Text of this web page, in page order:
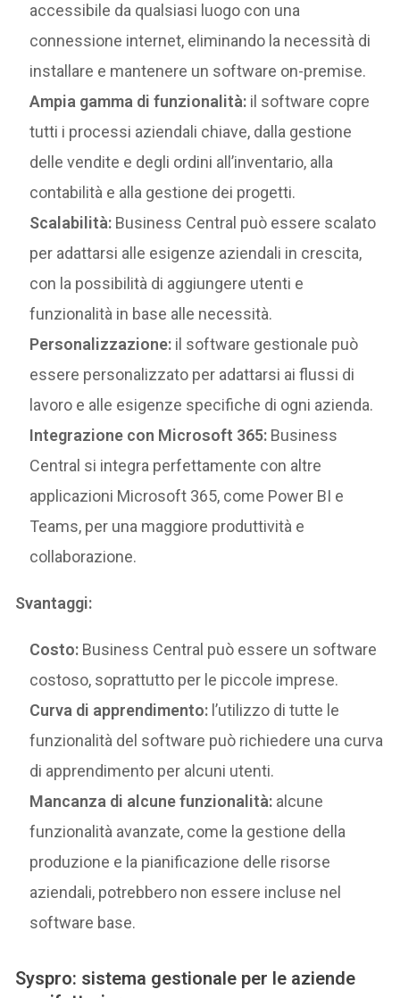
accessibile da qualsiasi luogo con una
connessione internet, eliminando la necessità di
installare e mantenere un software on-premise.
Ampia gamma di funzionalità: il software copre
tutti i processi aziendali chiave, dalla gestione
delle vendite e degli ordini all’inventario, alla
contabilità e alla gestione dei progetti.
Scalabilità: Business Central può essere scalato
per adattarsi alle esigenze aziendali in crescita,
con la possibilità di aggiungere utenti e
funzionalità in base alle necessità.
Personalizzazione: il software gestionale può
essere personalizzato per adattarsi ai flussi di
lavoro e alle esigenze specifiche di ogni azienda.
Integrazione con Microsoft 365: Business
Central si integra perfettamente con altre
applicazioni Microsoft 365, come Power BI e
Teams, per una maggiore produttività e
collaborazione.
Svantaggi:
Costo: Business Central può essere un software
costoso, soprattutto per le piccole imprese.
Curva di apprendimento: l’utilizzo di tutte le
funzionalità del software può richiedere una curva
di apprendimento per alcuni utenti.
Mancanza di alcune funzionalità: alcune
funzionalità avanzate, come la gestione della
produzione e la pianificazione delle risorse
aziendali, potrebbero non essere incluse nel
software base.
Syspro: sistema gestionale per le aziende